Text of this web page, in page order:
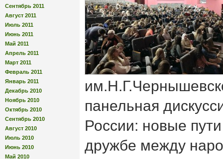
Сентябрь 2011
Август 2011
Июль 2011
Июнь 2011
Май 2011
Апрель 2011
Март 2011
Февраль 2011
Январь 2011
Декабрь 2010
Ноябрь 2010
Октябрь 2010
Сентябрь 2010
Август 2010
Июль 2010
Июнь 2010
Май 2010
панельная
России: новые
дружбе между